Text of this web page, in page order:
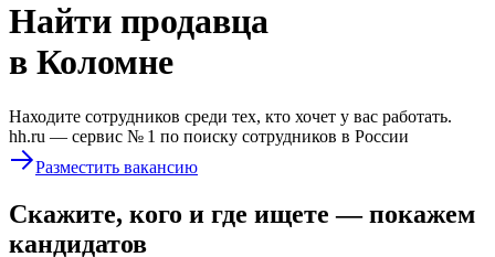
Найти продавца
в Коломне
Находите сотрудников среди тех, кто хочет у вас работать.
hh.ru — сервис № 1 по поиску сотрудников в России
Разместить вакансию
Скажите, кого и где ищете — покажем
кандидатов